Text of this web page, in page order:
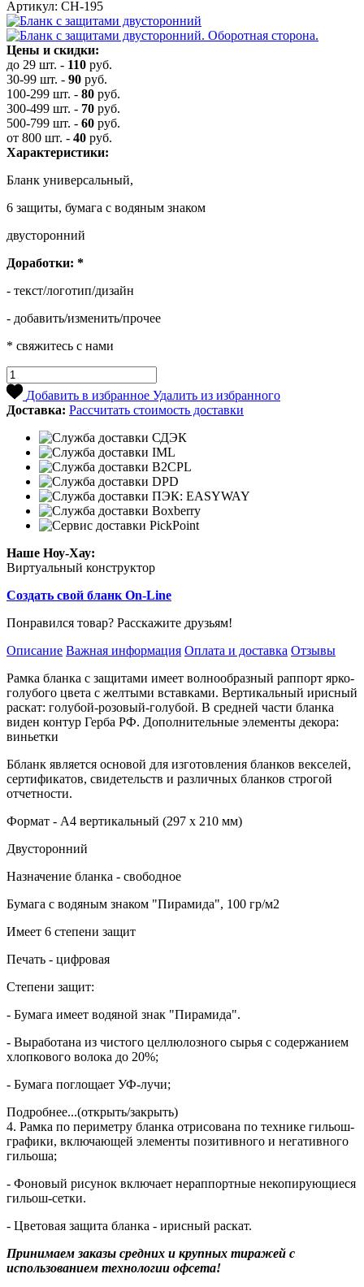
Артикул: СН-195
Цены и скидки:
до 29 шт. - 110 руб.
30-99 шт. - 90 руб.
100-299 шт. - 80 руб.
300-499 шт. - 70 руб.
500-799 шт. - 60 руб.
от 800 шт. - 40 руб.
Характеристики:
Бланк универсальный,
6 защиты, бумага с водяным знаком
двусторонний
Доработки: *
- текст/логотип/дизайн
- добавить/изменить/прочее
* свяжитесь с нами
Добавить в избранное Удалить из избранного
Доставка: Рассчитать стоимость доставки
Наше Ноу-Хау:
Виртуальный конструктор
Создать свой бланк On-Line
Понравился товар? Расскажите друзьям!
Описание Важная информация Оплата и доставка Отзывы
Рамка бланка с защитами имеет волнообразный раппорт ярко-
голубого цвета с желтыми вставками. Вертикальный ирисный
раскат: голубой-розовый-голубой. В средней части бланка
виден контур Герба РФ. Дополнительные элементы декора:
виньетки
Ббланк является основой для изготовления бланков векселей,
сертификатов, свидетельств и различных бланков строгой
отчетности.
Формат - А4 вертикальный (297 х 210 мм)
Двусторонний
Назначение бланка - свободное
Бумага с водяным знаком "Пирамида", 100 гр/м2
Имеет 6 степени защит
Печать - цифровая
Степени защит:
- Бумага имеет водяной знак "Пирамида".
- Выработана из чистого целлюлозного сырья с содержанием
хлопкового волока до 20%;
- Бумага поглощает УФ-лучи;
Подробнее...(открыть/закрыть)
4. Рамка по периметру бланка отрисована по технике гильош-
графики, включающей элементы позитивного и негативного
гильоша;
- Фоновый рисунок включает нераппортные некопирующиеся
гильош-сетки.
- Цветовая защита бланка - ирисный раскат.
Принимаем заказы средних и крупных тиражей с
использованием технологии офсета!